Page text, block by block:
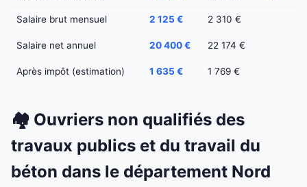
Salaire brut mensuel 2 125 € 2 310 €
Salaire net annuel 20 400 € 22 174 €
Après impôt (estimation) 1 635 € 1 769 €
🏘️ Ouvriers non qualifiés des
travaux publics et du travail du
béton dans le département Nord